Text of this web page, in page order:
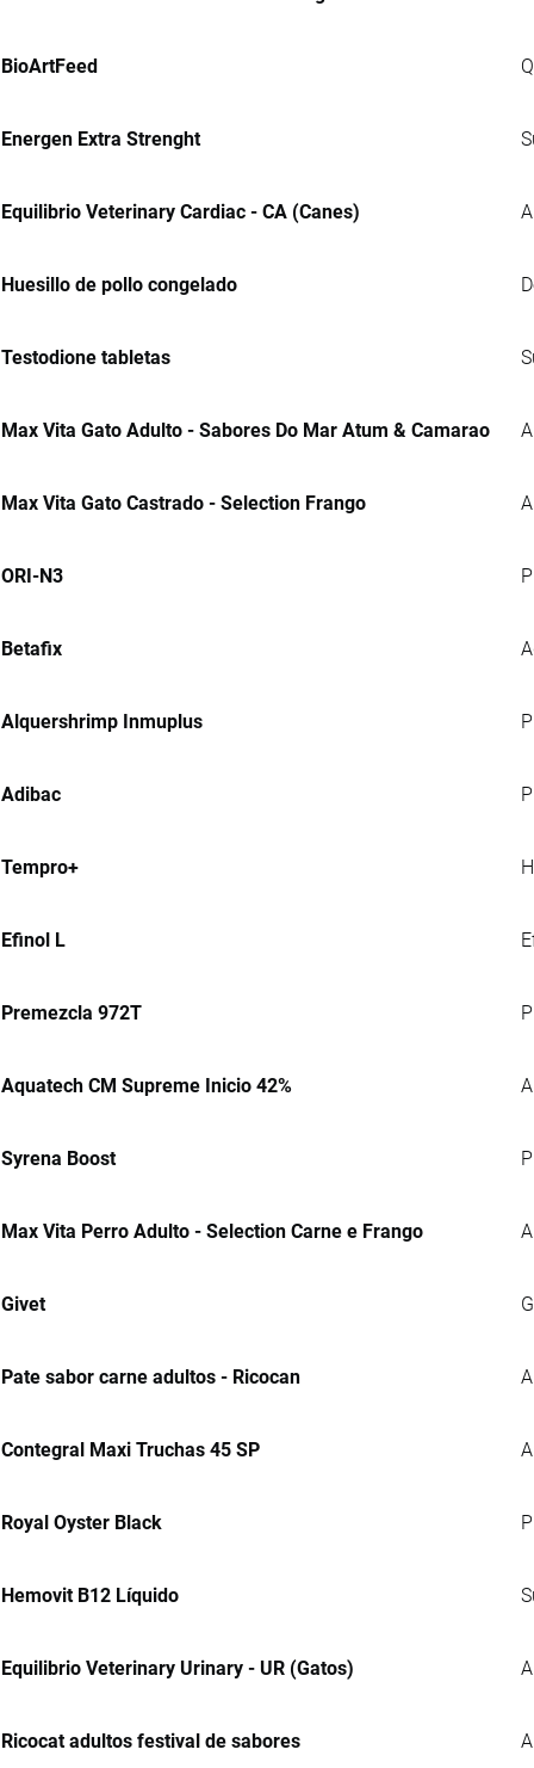
BioArtFeed
Energen Extra Strenght
Equilibrio Veterinary Cardiac - CA (Canes)
Huesillo de pollo congelado
Testodione tabletas
Max Vita Gato Adulto - Sabores Do Mar Atum & Camarao
Max Vita Gato Castrado - Selection Frango
ORI-N3
Betafix
Alquershrimp Inmuplus
Adibac
Tempro+
Efinol L
Premezcla 972T
Aquatech CM Supreme Inicio 42%
Syrena Boost
Max Vita Perro Adulto - Selection Carne e Frango
Givet
Pate sabor carne adultos - Ricocan
Contegral Maxi Truchas 45 SP
Royal Oyster Black
Hemovit B12 Líquido
Equilibrio Veterinary Urinary - UR (Gatos)
Ricocat adultos festival de sabores